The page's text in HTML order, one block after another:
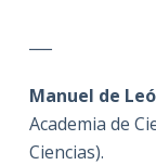
Manuel de
Academia de
Ciencias).